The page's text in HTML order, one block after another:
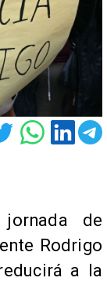
de
Rodrigo
a la